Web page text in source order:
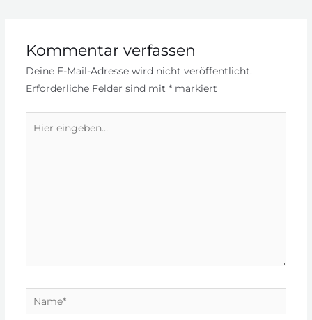
Kommentar verfassen
Deine E-Mail-Adresse wird nicht veröffentlicht.
Erforderliche Felder sind mit *markiert
eingeben…
Name*